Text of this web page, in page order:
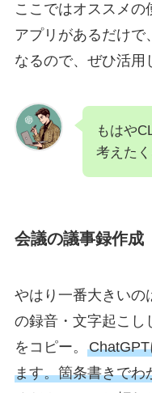
ここではオススメ
アプリがあるだけで
なるので、ぜひ活用
もはや
考えた
会議の議事録作成
やはり一番大きいの
の録音・文字起こし
をコピー。
ます。箇条書きでわ